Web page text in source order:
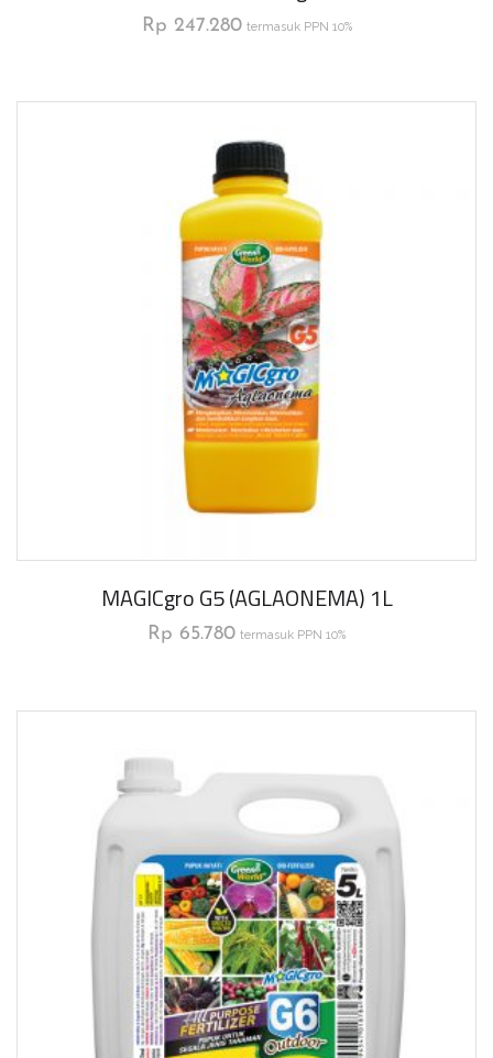
Rp 247.280 termasuk PPN 10%
MAGICgro G5 (AGLAONEMA) 1L
Rp 65.780 termasuk PPN 10%